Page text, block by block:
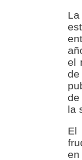
el
la
El